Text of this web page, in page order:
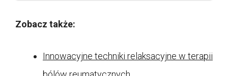
Zobacz także:
Innowacyjne techniki relaksacyjne w terapii